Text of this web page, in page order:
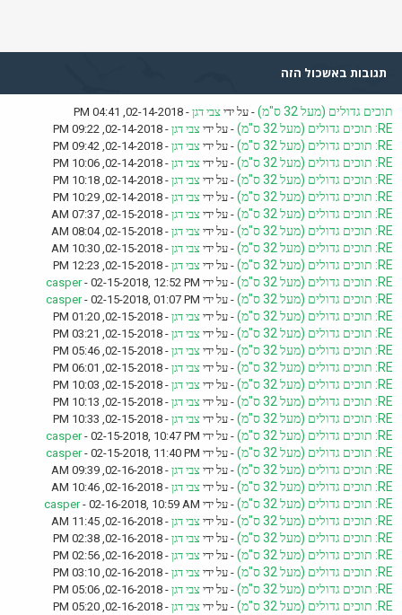
תגובות באשכול הזה
תוכים גדולים (מעל 32 ס"מ) - על ידי צבי דגן - 02-14-2018, 04:41 PM
RE: תוכים גדולים (מעל 32 ס"מ) - על ידי צבי דגן - 02-14-2018, 09:22 PM
RE: תוכים גדולים (מעל 32 ס"מ) - על ידי צבי דגן - 02-14-2018, 09:42 PM
RE: תוכים גדולים (מעל 32 ס"מ) - על ידי צבי דגן - 02-14-2018, 10:06 PM
RE: תוכים גדולים (מעל 32 ס"מ) - על ידי צבי דגן - 02-14-2018, 10:18 PM
RE: תוכים גדולים (מעל 32 ס"מ) - על ידי צבי דגן - 02-14-2018, 10:29 PM
RE: תוכים גדולים (מעל 32 ס"מ) - על ידי צבי דגן - 02-15-2018, 07:37 AM
RE: תוכים גדולים (מעל 32 ס"מ) - על ידי צבי דגן - 02-15-2018, 08:04 AM
RE: תוכים גדולים (מעל 32 ס"מ) - על ידי צבי דגן - 02-15-2018, 10:30 AM
RE: תוכים גדולים (מעל 32 ס"מ) - על ידי צבי דגן - 02-15-2018, 12:23 PM
RE: תוכים גדולים (מעל 32 ס"מ) - על ידי casper- 02-15-2018, 12:52 PM
RE: תוכים גדולים (מעל 32 ס"מ) - על ידי casper- 02-15-2018, 01:07 PM
RE: תוכים גדולים (מעל 32 ס"מ) - על ידי צבי דגן - 02-15-2018, 01:20 PM
RE: תוכים גדולים (מעל 32 ס"מ) - על ידי צבי דגן - 02-15-2018, 03:21 PM
RE: תוכים גדולים (מעל 32 ס"מ) - על ידי צבי דגן - 02-15-2018, 05:46 PM
RE: תוכים גדולים (מעל 32 ס"מ) - על ידי צבי דגן - 02-15-2018, 06:01 PM
RE: תוכים גדולים (מעל 32 ס"מ) - על ידי צבי דגן - 02-15-2018, 10:03 PM
RE: תוכים גדולים (מעל 32 ס"מ) - על ידי צבי דגן - 02-15-2018, 10:13 PM
RE: תוכים גדולים (מעל 32 ס"מ) - על ידי צבי דגן - 02-15-2018, 10:33 PM
RE: תוכים גדולים (מעל 32 ס"מ) - על ידי casper- 02-15-2018, 10:47 PM
RE: תוכים גדולים (מעל 32 ס"מ) - על ידי casper- 02-15-2018, 11:40 PM
RE: תוכים גדולים (מעל 32 ס"מ) - על ידי צבי דגן - 02-16-2018, 09:39 AM
RE: תוכים גדולים (מעל 32 ס"מ) - על ידי צבי דגן - 02-16-2018, 10:46 AM
RE: תוכים גדולים (מעל 32 ס"מ) - על ידי casper- 02-16-2018, 10:59 AM
RE: תוכים גדולים (מעל 32 ס"מ) - על ידי צבי דגן - 02-16-2018, 11:45 AM
RE: תוכים גדולים (מעל 32 ס"מ) - על ידי צבי דגן - 02-16-2018, 02:38 PM
RE: תוכים גדולים (מעל 32 ס"מ) - על ידי צבי דגן - 02-16-2018, 02:56 PM
RE: תוכים גדולים (מעל 32 ס"מ) - על ידי צבי דגן - 02-16-2018, 03:10 PM
RE: תוכים גדולים (מעל 32 ס"מ) - על ידי צבי דגן - 02-16-2018, 05:06 PM
RE: תוכים גדולים (מעל 32 ס"מ) - על ידי צבי דגן - 02-16-2018, 05:20 PM